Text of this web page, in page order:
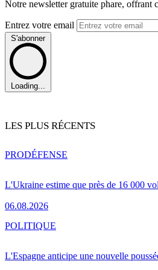
Notre newsletter gratuite phare, offrant
Entrez votre email
S'abonner
Loading...
LES PLUS RÉCENTS
L'Ukraine estime que près de 16 000
06.08.2026
PRODÉFENSE
L'Espagne anticipe une nouvelle
POLITIQUE